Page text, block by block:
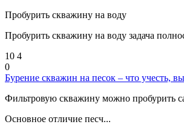
Пробурить скважину на воду
Пробурить скважину на воду задача
10 4
0
Бурение скважин на песок – что учесть,
Фильтровую скважину можно пробурить
Основное отличие песч...